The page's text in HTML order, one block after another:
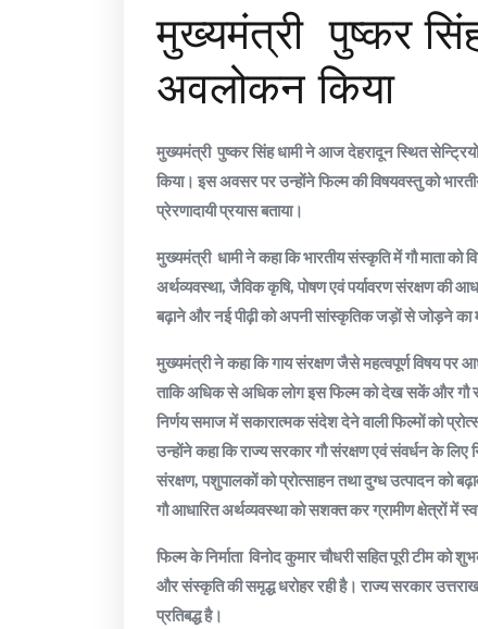
मुख्यमंत्री पुष्कर
अवलोकन किया
मुख्यमंत्री पुष्कर सिंह धामी ने आज देहरादून स्थित
किया। इस अवसर पर उन्होंने फिल्म की विषयवस्तु को
प्रेरणादायी प्रयास बताया।
मुख्यमंत्री धामी ने कहा कि भारतीय संस्कृति में गौ माता
अर्थव्यवस्था, जैविक कृषि, पोषण एवं पर्यावरण संरक्षण की
बढ़ाने और नई पीढ़ी को अपनी सांस्कृतिक जड़ों से जोड़ने का
मुख्यमंत्री ने कहा कि गाय संरक्षण जैसे महत्वपूर्ण विषय पर
ताकि अधिक से अधिक लोग इस फिल्म को देख सकें और गौ
निर्णय समाज में सकारात्मक संदेश देने वाली फिल्मों को
उन्होंने कहा कि राज्य सरकार गौ संरक्षण एवं संवर्धन के
संरक्षण, पशुपालकों को प्रोत्साहन तथा दुग्ध उत्पादन को
गौ आधारित अर्थव्यवस्था को सशक्त कर ग्रामीण क्षेत्रों में
फिल्म के निर्माता विनोद कुमार चौधरी सहित पूरी टीम को
और संस्कृति की समृद्ध धरोहर रही है। राज्य सरकार
प्रतिबद्ध है।